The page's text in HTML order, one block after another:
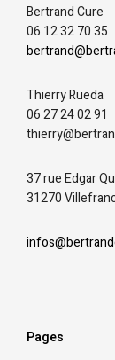
Bertrand Cure
06 12 32 70 35
Thierry Rueda
06 27 24 02 91
37 rue Edgar
31270
Pages